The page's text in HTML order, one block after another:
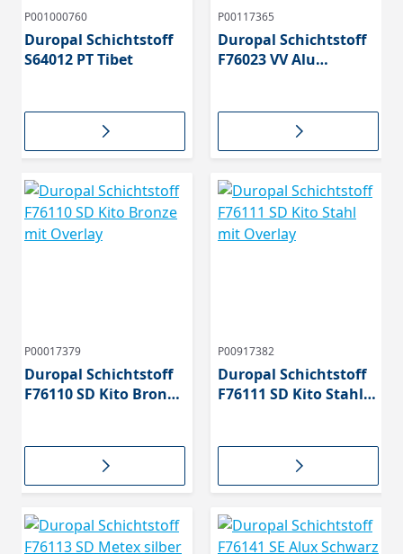
P001000760
Duropal Schichtstoff
S64012 PT Tibet
P00117365
Duropal Schichtstoff
F76023 VV Alu
P00017379
Duropal Schichtstoff
F76110 SD Kito Bronze
P00917382
Duropal Schichtstoff
F76111 SD Kito Stahl